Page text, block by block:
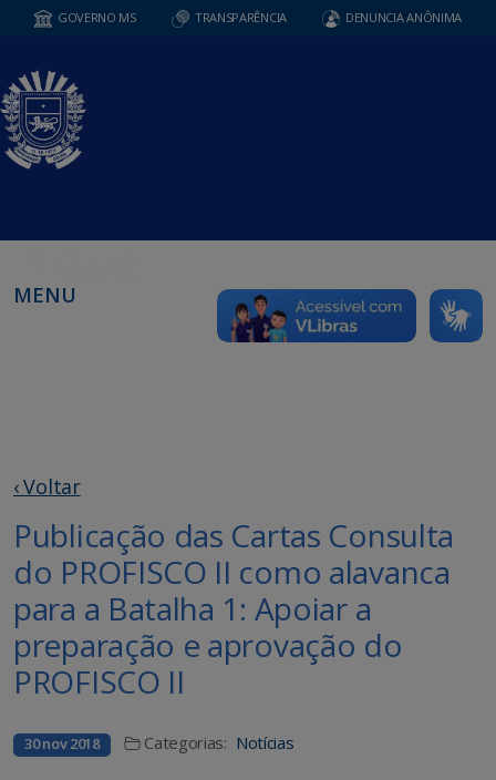
GOVERNO MS TRANSPARÊNCIA DENUNCIA ANÔNIMA
MENU
‹ Voltar
Publicação das Cartas Consulta
do PROFISCO II como alavanca
para a Batalha 1: Apoiar a
preparação e aprovação do
PROFISCO II
30 nov 2018 Categorias: Notícias